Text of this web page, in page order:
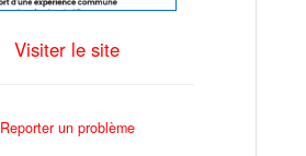
Visiter le site
Reporter un problème